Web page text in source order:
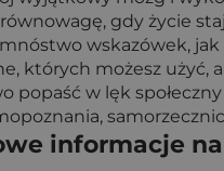
gdy życie
wskazówek,
których możesz użyć,
popaść w lęk
informacje